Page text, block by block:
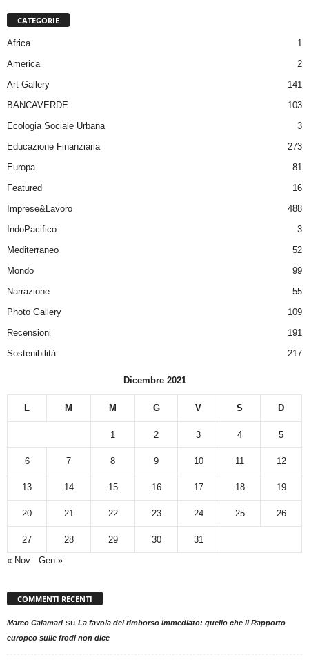
CATEGORIE
Africa
1
America
2
Art Gallery
141
BANCAVERDE
103
Ecologia Sociale Urbana
3
Educazione Finanziaria
273
Europa
81
Featured
16
Imprese&Lavoro
488
IndoPacifico
3
Mediterraneo
52
Mondo
99
Narrazione
55
Photo Gallery
109
Recensioni
191
Sostenibilità
217
Dicembre 2021
L M M G V S D
1 2 3 4 5
6 7 8 9 10 11 12
13 14 15 16 17 18 19
20 21 22 23 24 25 26
27 28 29 30
31
« Nov
Gen »
COMMENTI RECENTI
Marco Calamarisu La favola del rimborso immediato: quello che il Rapporto
europeo sulle frodi non dice